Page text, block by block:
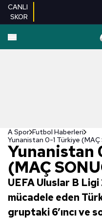
CANLI
SKOR
A Spor Futbol Haberleri
Yunanistan 0-1 Türkiye (MAÇ
Yunanistan
(MAÇ
UEFA Uluslar B
mücadele eden
gruptaki 6’ıncı ve